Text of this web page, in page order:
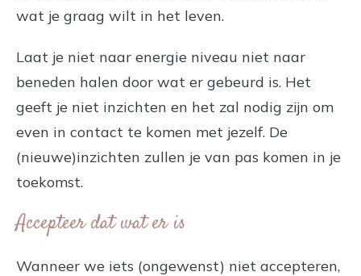
wat je graag wilt in het leven.
Laat je niet naar energie niveau niet naar
beneden halen door wat er gebeurd is. Het
geeft je niet inzichten en het zal nodig zijn om
even in contact te komen met jezelf. De
(nieuwe)inzichten zullen je van pas komen in je
toekomst.
Accepteer dat wat er is
Wanneer we iets (ongewenst) niet accepteren,